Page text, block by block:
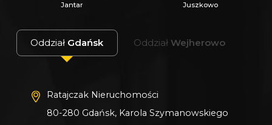
Jantar Juszkowo
Oddział Gdańsk Oddział Wejherowo
Ratajczak Nieruchomości
80-280 Gdańsk, Karola Szymanowskiego